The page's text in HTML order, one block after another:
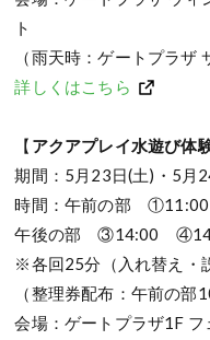
ト
（雨天時：ゲートプラザ
詳しくはこちら
【 アクアプレイ水遊び体
期間：5月23日(土)・5月
時間：午前の部
午後の部 ③14:00
※各回25分（入れ替え・
（整理券配布：午前の部
会場：ゲートプラザ1F